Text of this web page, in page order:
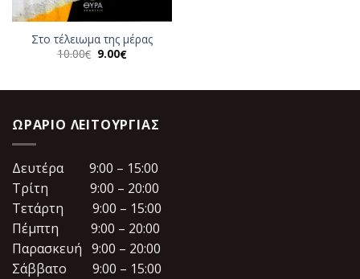
Στο τέλειωμα της μέρας
10.00€ Original
9.00€Η
9.00€.
ΩΡΆΡΙΟ ΛΕΙΤΟΥΡΓΊΑΣ
Δευτέρα 9:00 – 15:00
Τρίτη 9:00 – 20:00
Τετάρτη 9:00 – 15:00
Πέμπτη 9:00 – 20:00
Παρασκευή 9:00 – 20:00
Σάββατο 9:00 – 15:00